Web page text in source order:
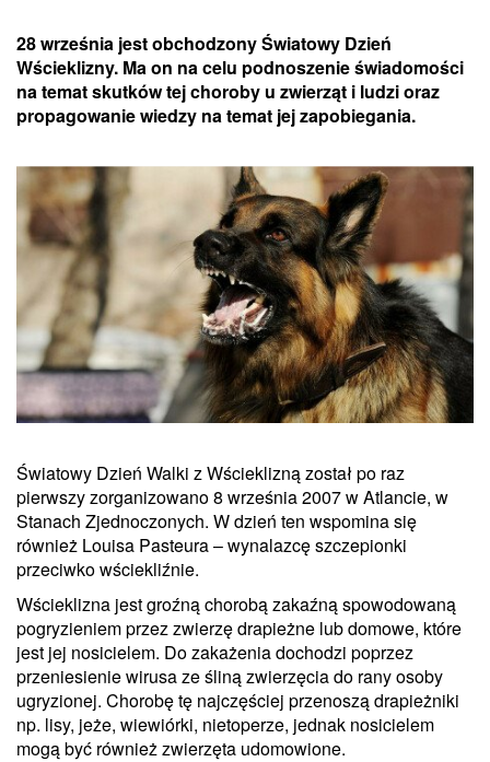
28 września jest obchodzony Światowy Dzień
Wścieklizny. Ma on na celu podnoszenie świadomości
na temat skutków tej choroby u zwierząt i ludzi oraz
propagowanie wiedzy na temat jej zapobiegania.
Światowy Dzień Walki z Wścieklizną został po raz
pierwszy zorganizowano 8 września 2007 w Atlancie, w
Stanach Zjednoczonych. W dzień ten wspomina się
również Louisa Pasteura – wynalazcę szczepionki
przeciwko wściekliźnie.
Wścieklizna jest groźną chorobą zakaźną spowodowaną
pogryzieniem przez zwierzę drapieżne lub domowe, które
jest jej nosicielem. Do zakażenia dochodzi poprzez
przeniesienie wirusa ze śliną zwierzęcia do rany osoby
ugryzionej. Chorobę tę najczęściej przenoszą drapieżniki
np. lisy, jeże, wiewiórki, nietoperze, jednak nosicielem
mogą być również zwierzęta udomowione.